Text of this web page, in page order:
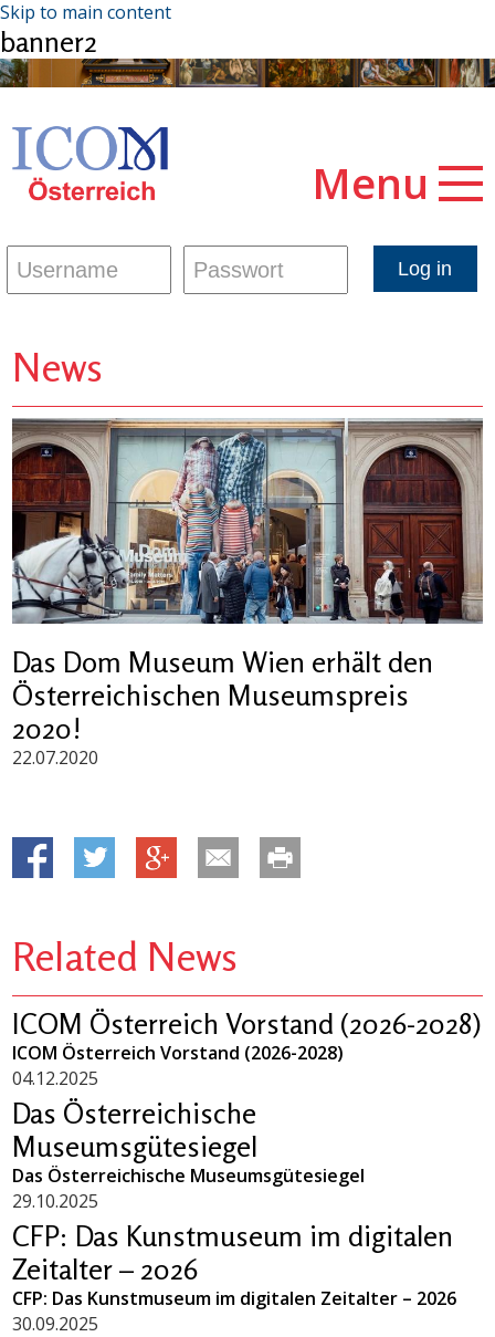
Skip to main content
banner2
Menu
News
Das Dom Museum Wien erhält den
Österreichischen Museumspreis
2020!
22.07.2020
Related News
ICOM Österreich Vorstand (2026-2028)
ICOM Österreich Vorstand (2026-2028)
04.12.2025
Das Österreichische
Museumsgütesiegel
Das Österreichische Museumsgütesiegel
29.10.2025
CFP: Das Kunstmuseum im digitalen
Zeitalter – 2026
CFP: Das Kunstmuseum im digitalen Zeitalter – 2026
30.09.2025